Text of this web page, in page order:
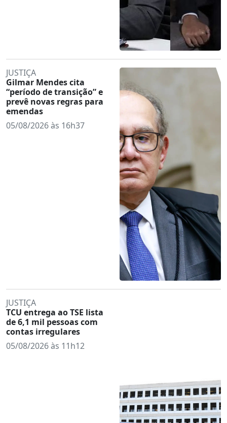
JUSTIÇA
Gilmar Mendes cita
“período de transição” e
prevê novas regras para
emendas
05/08/2026 às 16h37
JUSTIÇA
TCU entrega ao TSE lista
de 6,1 mil pessoas com
contas irregulares
05/08/2026 às 11h12